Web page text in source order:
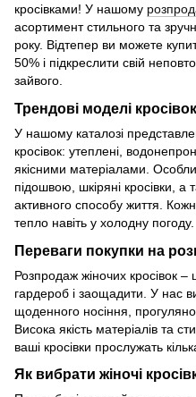
кросівками! У нашому
асортимент стильного та
року. Відтепер ви можете
50% і підкреслити свій
зайвого.
Трендові моделі
У нашому каталозі
кросівок: утеплені,
якісними матеріалами.
підошвою, шкіряні кросівки, а
активного способу життя.
тепло навіть у холодну погоду.
Переваги покупки на
Розпродаж жіночих кросівок
гардероб і заощадити. У нас
щоденного носіння,
Висока якість матеріалів та
ваші кросівки прослужать
Як вибрати жіночі